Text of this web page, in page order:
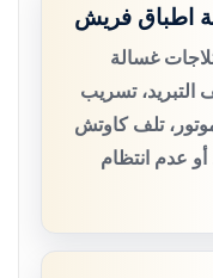
اطباق فريش
غسالة
تسريب
تلف كاوتش
أو عدم انتظام